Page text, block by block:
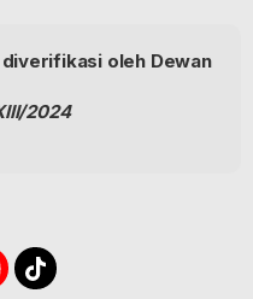
oleh Dewan
2024